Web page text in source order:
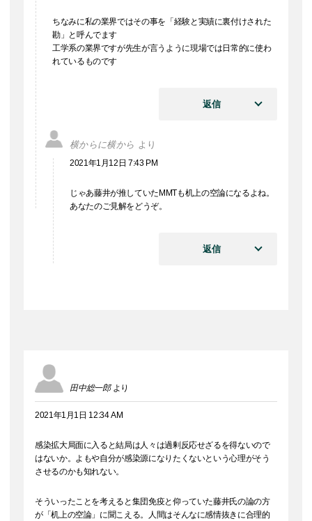
ちなみに私の業界ではその事を「経験と実績に裏付けされた
勘」と呼んでます
工学系の業界ですが先生が言うように現場では日常的に使わ
れているものです
返信
横からに横から より
2021年1月12日 7:43 PM
じゃあ藤井が推していたMMTも机上の空論になるよね。
あなたのご見解をどうぞ。
返信
田中総一郎 より
2021年1月1日 12:34 AM
感染拡大局面に入ると結局は人々は過剰反応せざるを得ないので
はないか。よもや自分が感染源になりたくないという心理がそう
させるのかも知れない。
そういったことを考えると集団免疫と仰っていた藤井氏の論の方
が「机上の空論」に聞こえる。人間はそんなに感情抜きに合理的